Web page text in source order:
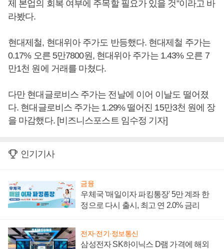
제 본업의 회복 여부에 주목할 필요가 있을 것”이라고 바
라봤다.
현대제철, 현대위아 주가도 반등했다. 현대제철 주가는
0.17% 오른 5만7800원, 현대위아 주가는 1.43% 오른 7
만1천 원에 거래를 마쳤다.
다만 현대글로비스 주가는 전날에 이어 이날도 떨어졌
다. 현대글로비스 주가는 1.29% 떨어진 15만3천 원에 장
을 마감했다. [비즈니스포스트 임수정 기자]
인기기사
금융
우체국 '매일이자 파킹통장' 5만 계좌 한
정으로 다시 출시, 최고 연 2.0% 금리
전자·전기·정보통신
삼성전자 SK하이닉스 D램 가격에 해외